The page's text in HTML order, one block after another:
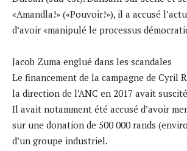
«Amandla!» («Pouvoir!»), il a accusé
d’avoir «manipulé le processus
Jacob Zuma englué dans les scandales
Le financement de la campagne de Cyril
la direction de l’ANC en 2017 avait
Il avait notamment été accusé d’avoir
sur une donation de 500 000 rands
d’un groupe industriel.